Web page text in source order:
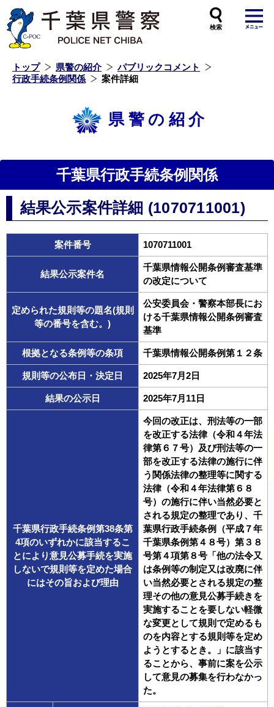
トップ 県警の紹介
パブリックコメント
行政手続条例関係
案件詳細
県警の紹介
千葉県行政手続条例関係
結果公示案件詳細 (1070711001)
案件番号 1070711001
結果公示案件名
千葉県情報公開条例審査基準
の改定について
定められた規則等の題名(規則
等の番号を含む。)
公安委員会・警察本部長にお
ける千葉県情報公開条例審査
基準
根拠となる条例等の条項 千葉県情報公開条例第１２条
規則等の公布日・決定日 2025年7月2日
結果の公示日 2025年7月11日
千葉県行政手続条例第38条第
4項のいずれかに該当するこ
とにより意見公募手続を実施
しないで規則等を定めた場合
にはその旨および理由
今回の改正は、刑法等の一部
を改正する法律（令和４年法
律第６７号）及び刑法等の一
部を改正する法律の施行に伴
う関係法律の整理等に関する
法律（令和４年法律第６８
号）の施行に伴い当然必要と
される規定の整理であり、千
葉県行政手続条例（平成７年
千葉県条例第４８号）第３８
号第４項第８号「他の法令又
は条例等の制定又は改廃に伴
い当然必要とされる規定の整
理その他の意見公募手続きを
実施することを要しない軽微
な変更として規則で定めるも
のを内容とする規則等を定め
ようとするとき。」に該当す
ることから、事前に案を公示
して意見の募集を行わなかっ
た。